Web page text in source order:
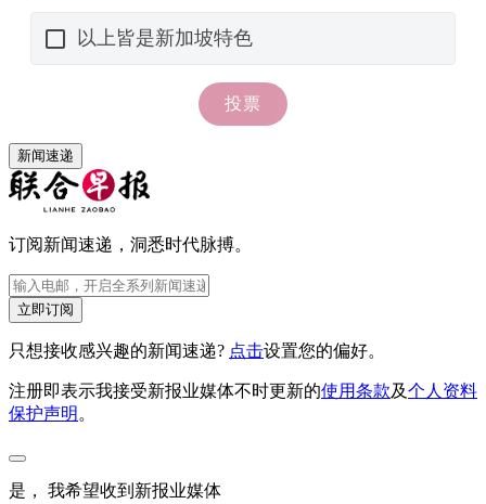
新闻速递
订阅新闻速递，洞悉时代脉搏。
立即订阅
只想接收感兴趣的新闻速递? 点击设置您的偏好。
注册即表示我接受新报业媒体不时更新的使用条款及个人资料
保护声明。
是， 我希望收到新报业媒体